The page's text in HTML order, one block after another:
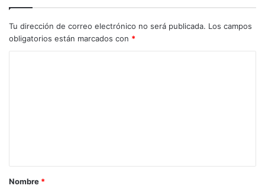
Tu dirección de correo electrónico no será publicada. Los campos
obligatorios están marcados con *
a
r
Nombre *